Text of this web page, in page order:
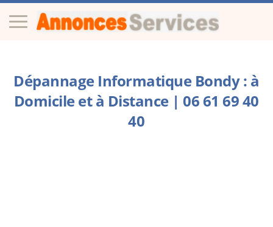
Dépannage Informatique Bondy : à
Domicile et à Distance | 06 61 69 40
40